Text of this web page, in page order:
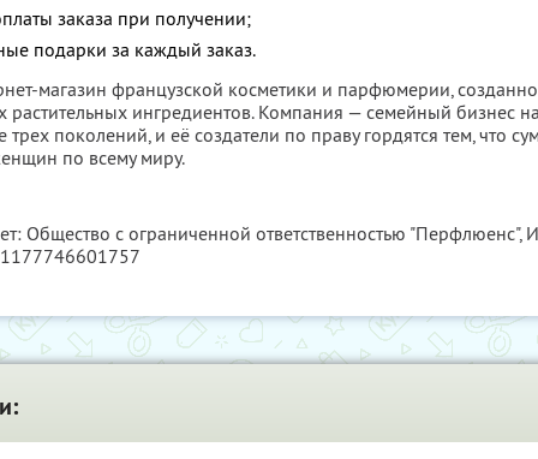
заказа при получении;
подарки за каждый заказ.
магазин французской косметики и парфюмерии,
растительных ингредиентов. Компания — семейный бизнес на
поколений, и её создатели по праву гордятся тем, что
по всему миру.
Общество с ограниченной ответственностью "Перфлюенс",